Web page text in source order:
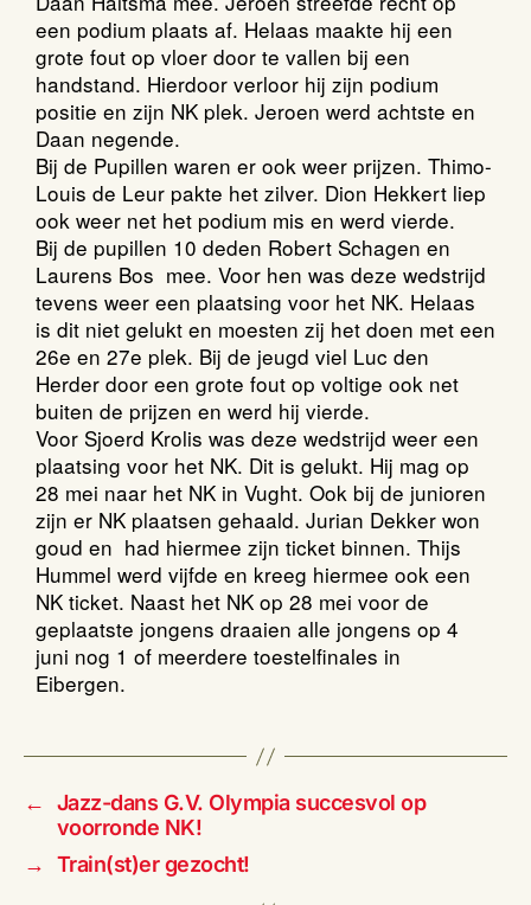
een podium plaats af. Helaas maakte hij een
grote fout op vloer door te vallen bij een
handstand. Hierdoor verloor hij zijn podium
positie en zijn NK plek. Jeroen werd achtste en
Daan negende.
Bij de Pupillen waren er ook weer prijzen. Thimo-
Louis de Leur pakte het zilver. Dion Hekkert liep
ook weer net het podium mis en werd vierde.
Bij de pupillen 10 deden Robert Schagen en
Laurens Bos mee. Voor hen was deze wedstrijd
tevens weer een plaatsing voor het NK. Helaas
is dit niet gelukt en moesten zij het doen met een
26e en 27e plek. Bij de jeugd viel Luc den
Herder door een grote fout op voltige ook net
buiten de prijzen en werd hij vierde.
Voor Sjoerd Krolis was deze wedstrijd weer een
plaatsing voor het NK. Dit is gelukt. Hij mag op
28 mei naar het NK in Vught. Ook bij de junioren
zijn er NK plaatsen gehaald. Jurian Dekker won
goud en had hiermee zijn ticket binnen. Thijs
Hummel werd vijfde en kreeg hiermee ook een
NK ticket. Naast het NK op 28 mei voor de
geplaatste jongens draaien alle jongens op 4
juni nog 1 of meerdere toestelfinales in
Eibergen.
←
Jazz-dans G.V. Olympia succesvol op
voorronde NK!
→
Train(st)er gezocht!